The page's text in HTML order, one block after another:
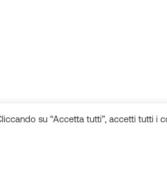
su “Accetta tutti”, accetti tutti i